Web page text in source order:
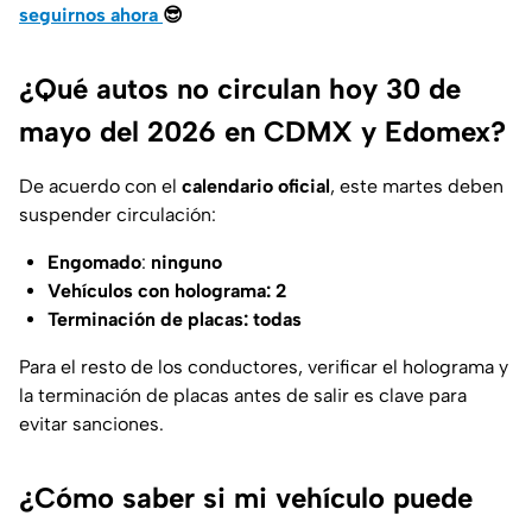
seguirnos ahora 😎
¿Qué autos no circulan hoy 30 de
mayo del 2026 en CDMX y Edomex?
De acuerdo con el calendario oficial, este martes deben
suspender circulación:
Engomado: ninguno
Vehículos con holograma: 2
Terminación de placas: todas
Para el resto de los conductores, verificar el holograma y
la terminación de placas antes de salir es clave para
evitar sanciones.
¿Cómo saber si mi vehículo puede